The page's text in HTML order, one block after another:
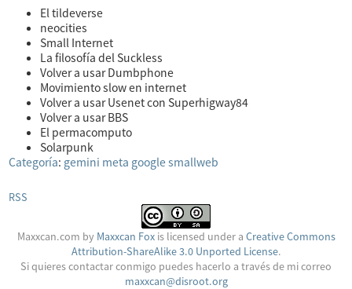
El tildeverse
neocities
Small Internet
La filosofía del Suckless
Volver a usar Dumbphone
Movimiento slow en internet
Volver a usar Usenet con Superhigway84
Volver a usar BBS
El permacomputo
Solarpunk
Categoría: gemini meta googlesmallweb
RSS
Maxxcan.com by Maxxcan Foxis licensed under a Creative Commons
Attribution-ShareAlike 3.0 Unported License.
Si quieres contactar conmigo puedes hacerlo a través de mi correo
maxxcan@disroot.org